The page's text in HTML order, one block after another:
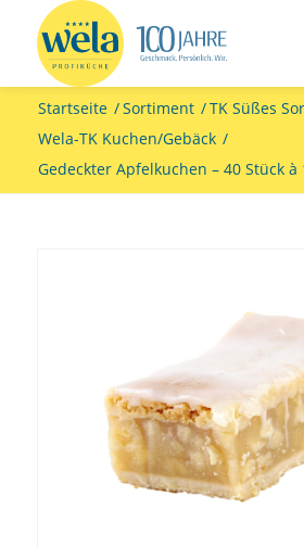
Startseite /Sortiment /TK Süßes
Wela-TK Kuchen/Gebäck /
Gedeckter Apfelkuchen – 40 Stück à